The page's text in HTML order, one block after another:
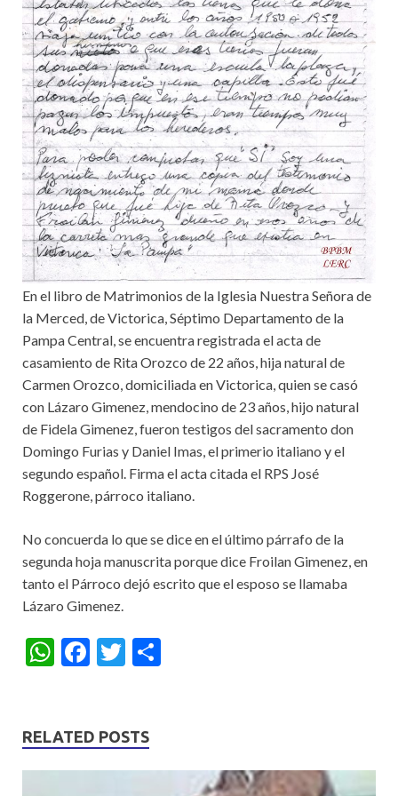
En el libro de Matrimonios de la Iglesia Nuestra Señora de
la Merced, de Victorica, Séptimo Departamento de la
Pampa Central, se encuentra registrada el acta de
casamiento de Rita Orozco de 22 años, hija natural de
Carmen Orozco, domiciliada en Victorica, quien se casó
con Lázaro Gimenez, mendocino de 23 años, hijo natural
de Fidela Gimenez, fueron testigos del sacramento don
Domingo Furias y Daniel Imas, el primerio italiano y el
segundo español. Firma el acta citada el RPS José
Roggerone, párroco italiano.
No concuerda lo que se dice en el último párrafo de la
segunda hoja manuscrita porque dice Froilan Gimenez, en
tanto el Párroco dejó escrito que el esposo se llamaba
Lázaro Gimenez.
W
s
A
F
b
o
T
er
RELATED POSTS